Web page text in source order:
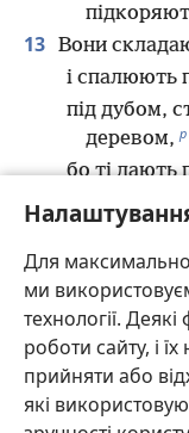
Для
ми
технології.
роботи сайту, і
прийняти або
які
13 Вони
і спалюють
під дубом,
деревом, р
бо ті дають
Тому дочки
14 Я не
і вашим
Адже й
та